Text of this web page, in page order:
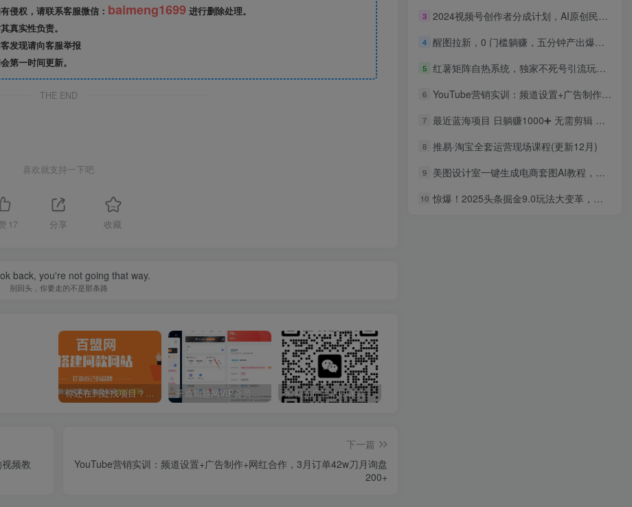
侵权，请联系客服微信： baimeng1699 进行删除处理。
真实性负责。
发现请向客服举报
第一时间更新。
THE END
喜欢就支持一下吧
17 分享 收藏
back, you're not going that way.
别回头，你要走的不是那条路
你还在到处找项目？还在当韭菜？我靠卖项目一个月收入5万+，曾经我也是个失败者。 最新无广告水印课程资源 长期更新
频教
下一篇
YouTube营销实训：频道设置+广告制作+网红合作，3月订单42w刀月询盘
200+
3 2024视频号创作者分成计划，AI原创民间故事，非搬运，日入1000+
4 醒图拉新，0 门槛躺赚，五分钟产出爆款，单条视频收入5000+
5 红薯矩阵自热系统，独家不死号引流玩法！矩阵操作日引流500+
6 YouTube营销实训：频道设置+广告制作+网红合作，3月订单42w刀月询盘200+
7 最近蓝海项目 日躺赚1000➕ 无需剪辑 直接搬运
8 推易·淘宝全套运营现场课程(更新12月)
9 美图设计室一键生成电商套图AI教程，一句话一张图，生成亚马逊电商套图
10 惊爆！2025头条掘金9.0玩法大变革，逆天改命！借助AI，一键就能催生爆款文章，每天仅需复制粘贴，轻松日入500+